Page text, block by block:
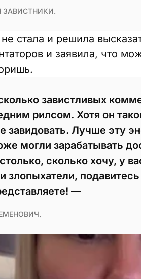
стала и решила
и заявила, что
завистливых
рилсом. Хотя он
завидовать. Лучше эту
могли зарабатывать
сколько хочу, у
злопыхатели,
—